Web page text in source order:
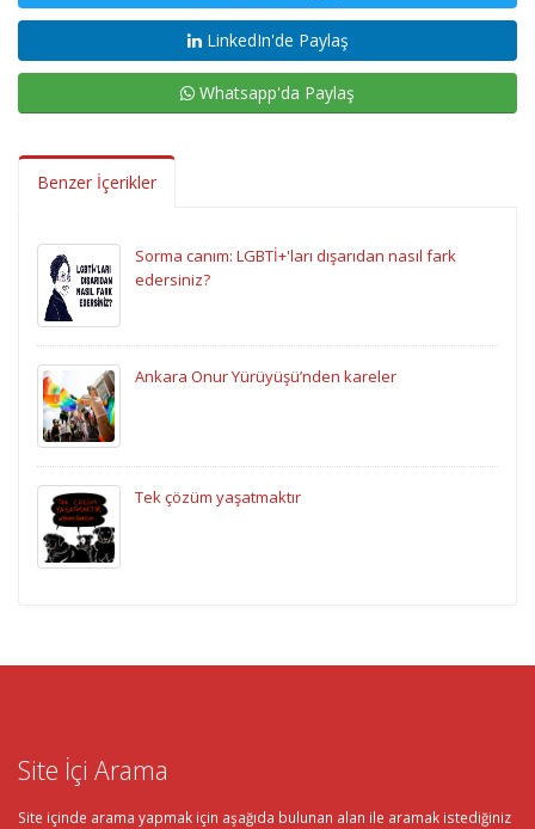
LinkedIn'de Paylaş
Whatsapp'da Paylaş
Benzer İçerikler
Sorma canım: LGBTİ+'ları dışarıdan nasıl fark
edersiniz?
Ankara Onur Yürüyüşü’nden kareler
Tek çözüm yaşatmaktır
Site İçi Arama
Site içinde arama yapmak için aşağıda bulunan alan ile aramak istediğiniz